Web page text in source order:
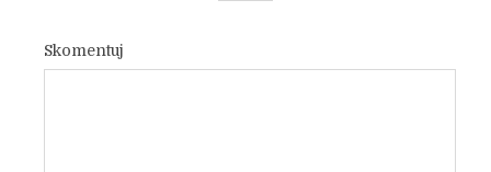
Skomentuj